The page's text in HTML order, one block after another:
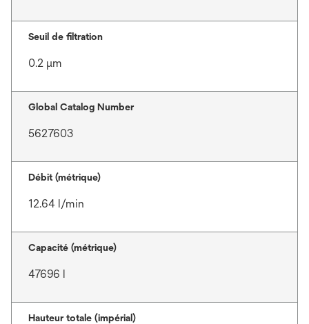
Seuil de filtration
0.2 μm
Global Catalog Number
5627603
Débit (métrique)
12.64 l/min
Capacité (métrique)
47696 l
Hauteur totale (impérial)